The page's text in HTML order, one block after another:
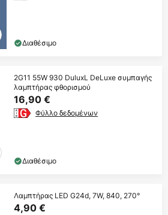
Διαθέσιμο
2G11 55W 930 DuluxL DeLuxe συμπαγής
λαμπτήρας φθορισμού
16,90 €
Φύλλο δεδομένων
Διαθέσιμο
Λαμπτήρας LED G24d, 7W, 840, 270°
4,90 €